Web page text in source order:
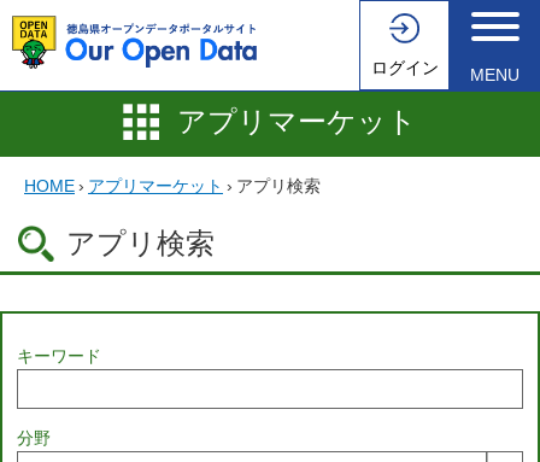
ログイン MENU
アプリマーケット
HOME› アプリマーケット › アプリ検索
アプリ検索
キーワード
分野